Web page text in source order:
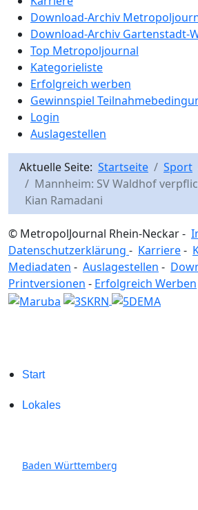
Download-Archiv
Download-Archiv Gartenstadt-
Top Metropoljournal
Kategorieliste
Erfolgreich werben
Gewinnspiel
Login
Auslagestellen
Aktuelle Seite: Startseite Sport
Mannheim: SV Waldhof
Kian Ramadani
© MetropolJournal Rhein-Neckar -
Datenschutzerklärung - Karriere-
Mediadaten - Auslagestellen -
Printversionen - Erfolgreich Werben
Start
Lokales
Baden Württemberg